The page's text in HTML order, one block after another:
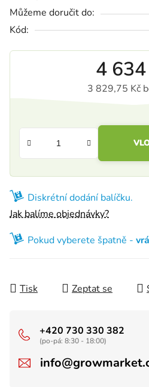
Můžeme doručit do:
Kód:
4
3 829,75 Kč
Diskrétní dodání balíčku.
Jak balíme objednávky?
Pokud vyberete špatně -
Tisk Zeptat se
+420 730 330 382
(po-pá: 8:30 - 18:00)